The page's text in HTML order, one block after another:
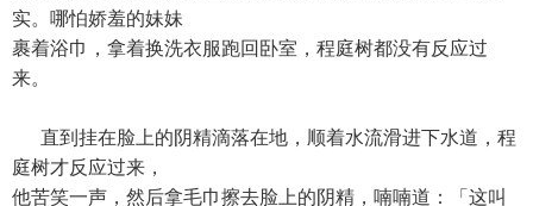
实。哪怕娇羞的妹妹
裹着浴巾，拿着换洗衣服跑回卧室，程庭树都没有反应过
来。
直到挂在脸上的阴精滴落在地，顺着水流滑进下水道，程
庭树才反应过来，
他苦笑一声，然后拿毛巾擦去脸上的阴精，喃喃道：「这叫